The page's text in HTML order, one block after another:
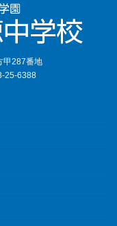
287番地
25-6388